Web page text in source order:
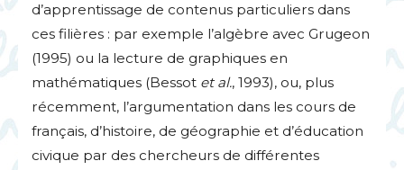
d’apprentissage de contenus particuliers dans
ces filières : par exemple l’algèbre avec Grugeon
(1995) ou la lecture de graphiques en
mathématiques (Bessot et al., 1993), ou, plus
récemment, l’argumentation dans les cours de
français, d’histoire, de géographie et d’éducation
civique par des chercheurs de différentes